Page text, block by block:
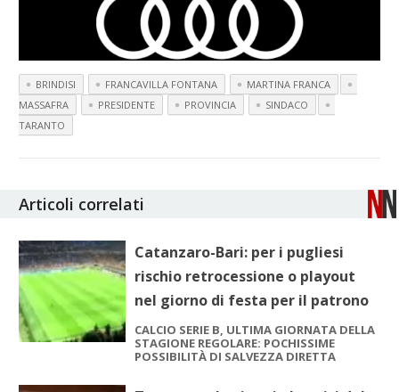
BRINDISI FRANCAVILLA FONTANA
MARTINA FRANCA
MASSAFRA
PRESIDENTE PROVINCIA
SINDACO
TARANTO
Articoli correlati
Catanzaro-Bari: per i pugliesi
rischio retrocessione o playout
nel giorno di festa per il patrono
CALCIO SERIE B, ULTIMA GIORNATA DELLA
STAGIONE REGOLARE: POCHISSIME
POSSIBILITÀ DI SALVEZZA DIRETTA